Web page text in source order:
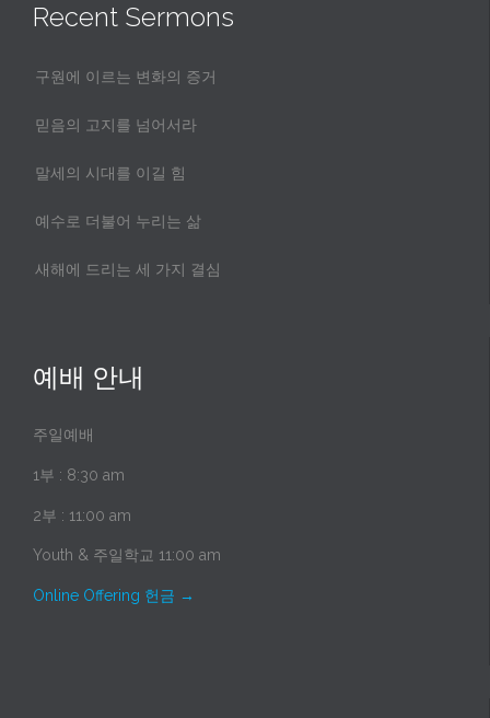
Recent Sermons
구원에 이르는 변화의 증거
믿음의 고지를 넘어서라
말세의 시대를 이길 힘
예수로 더불어 누리는 삶
새해에 드리는 세 가지 결심
예배 안내
주일예배
1부 : 8:30 am
2부 : 11:00 am
Youth & 주일학교 11:00 am
Online Offering 헌금 →